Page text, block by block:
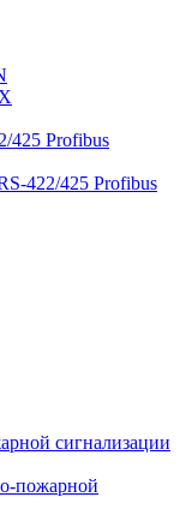
425 Profibus
422/425 Profibus
сигнализации
пожарной